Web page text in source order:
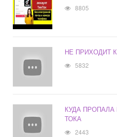
8805
НЕ ПРИХОДИТ
5832
КУДА
ТОКА
2443